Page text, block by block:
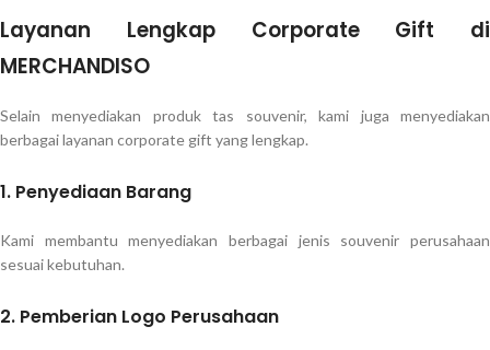
Layanan Lengkap Corporate Gift di
MERCHANDISO
Selain menyediakan produk tas souvenir, kami juga menyediakan
berbagai layanan corporate gift yang lengkap.
1. Penyediaan Barang
Kami membantu menyediakan berbagai jenis souvenir perusahaan
sesuai kebutuhan.
2. Pemberian Logo Perusahaan